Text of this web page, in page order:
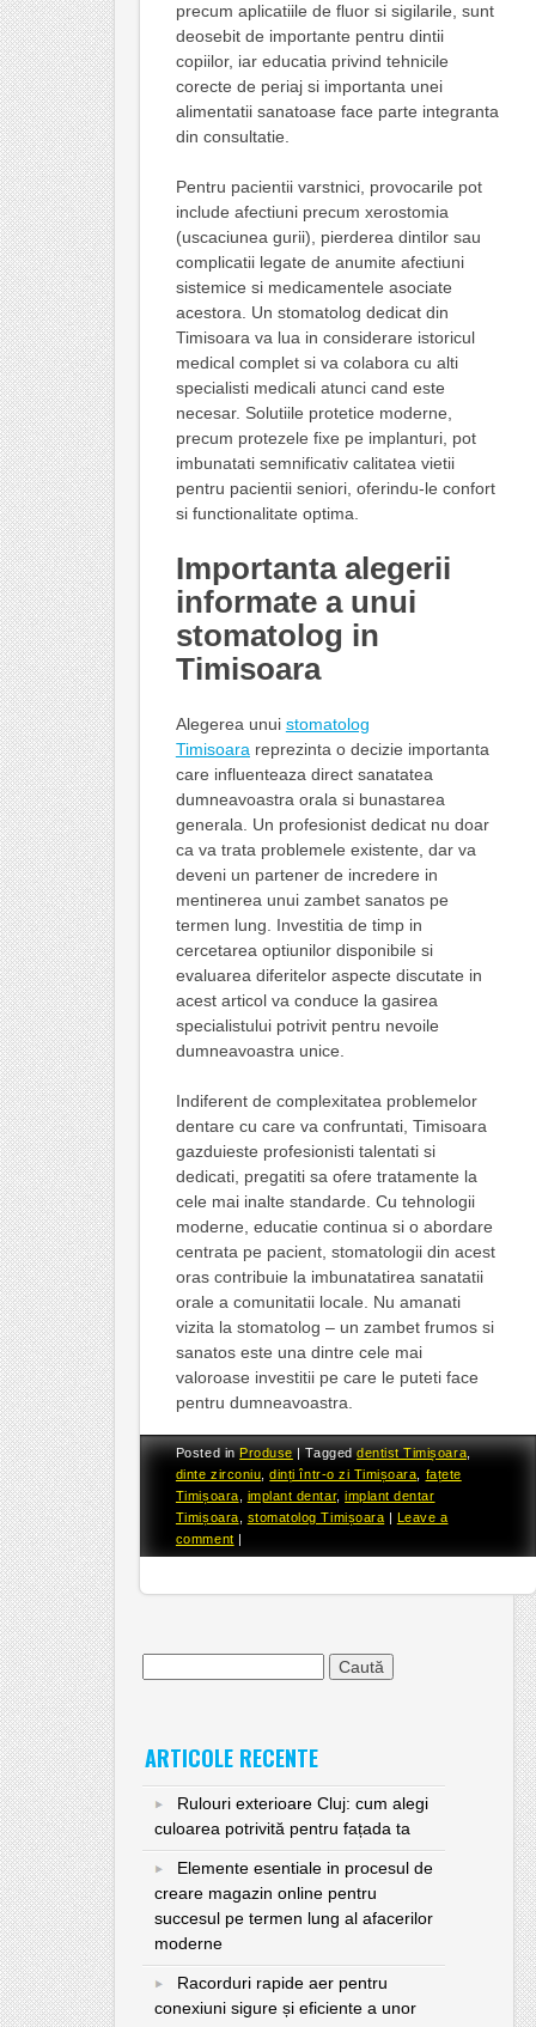
precum aplicatiile de fluor si sigilarile, sunt
deosebit de importante pentru dintii
copiilor, iar educatia privind tehnicile
corecte de periaj si importanta unei
alimentatii sanatoase face parte integranta
din consultatie.
Pentru pacientii varstnici, provocarile pot
include afectiuni precum xerostomia
(uscaciunea gurii), pierderea dintilor sau
complicatii legate de anumite afectiuni
sistemice si medicamentele asociate
acestora. Un stomatolog dedicat din
Timisoara va lua in considerare istoricul
medical complet si va colabora cu alti
specialisti medicali atunci cand este
necesar. Solutiile protetice moderne,
precum protezele fixe pe implanturi, pot
imbunatati semnificativ calitatea vietii
pentru pacientii seniori, oferindu-le confort
si functionalitate optima.
Importanta alegerii
informate a unui
stomatolog in
Timisoara
Alegerea unui stomatolog
Timisoarareprezinta o decizie importanta
care influenteaza direct sanatatea
dumneavoastra orala si bunastarea
generala. Un profesionist dedicat nu doar
ca va trata problemele existente, dar va
deveni un partener de incredere in
mentinerea unui zambet sanatos pe
termen lung. Investitia de timp in
cercetarea optiunilor disponibile si
evaluarea diferitelor aspecte discutate in
acest articol va conduce la gasirea
specialistului potrivit pentru nevoile
dumneavoastra unice.
Indiferent de complexitatea problemelor
dentare cu care va confruntati, Timisoara
gazduieste profesionisti talentati si
dedicati, pregatiti sa ofere tratamente la
cele mai inalte standarde. Cu tehnologii
moderne, educatie continua si o abordare
centrata pe pacient, stomatologii din acest
oras contribuie la imbunatatirea sanatatii
orale a comunitatii locale. Nu amanati
vizita la stomatolog – un zambet frumos si
sanatos este una dintre cele mai
valoroase investitii pe care le puteti face
pentru dumneavoastra.
Posted inProduse |Taggeddentist Timișoara,
dinte zirconiu ,dinți într-o zi Timișoara
fațete
Timișoara
implant dentar,implant dentar
Timișoara
stomatolog Timișoara | Leave a
comment |
ARTICOLE RECENTE
Rulouri exterioare Cluj: cum alegi
culoarea potrivită pentru fațada ta
Elemente esentiale in procesul de
creare magazin online pentru
succesul pe termen lung al afacerilor
moderne
Racorduri rapide aer pentru
conexiuni sigure și eficiente a unor